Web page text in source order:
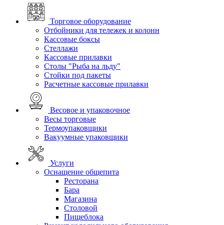
Торговое оборудование
Отбойники для тележек и колонн
Кассовые боксы
Стеллажи
Кассовые прилавки
Столы "Рыба на льду"
Стойки под пакеты
Расчетные кассовые прилавки
Весовое и упаковочное
Весы торговые
Термоупаковщики
Вакуумные упаковщики
Услуги
Оснащение общепита
Ресторана
Бара
Магазина
Столовой
Пищеблока